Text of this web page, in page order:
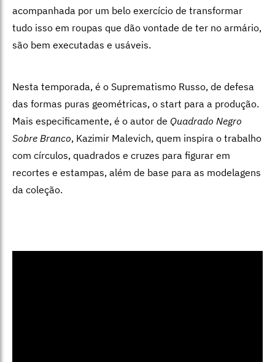
acompanhada por um belo exercício de transformar
tudo isso em roupas que dão vontade de ter no armário,
são bem executadas e usáveis.
Nesta temporada, é o Suprematismo Russo, de defesa
das formas puras geométricas, o start para a produção.
Mais especificamente, é o autor de Quadrado Negro
Sobre Branco, Kazimir Malevich, quem inspira o trabalho
com círculos, quadrados e cruzes para figurar em
recortes e estampas, além de base para as modelagens
da coleção.